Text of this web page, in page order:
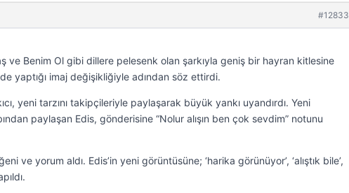
#12833
ve Benim Ol gibi dillere pelesenk olan şarkıyla geniş bir hayran kitlesine
yaptığı imaj değişikliğiyle adından söz ettirdi.
yeni tarzını takipçileriyle paylaşarak büyük yankı uyandırdı. Yeni
paylaşan Edis, gönderisine “Nolur alışın ben çok sevdim” notunu
ve yorum aldı. Edis’in yeni görüntüsüne; ‘harika görünüyor’, ‘alıştık bile’,